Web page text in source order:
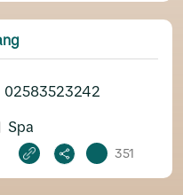
02583523242
Spa
351